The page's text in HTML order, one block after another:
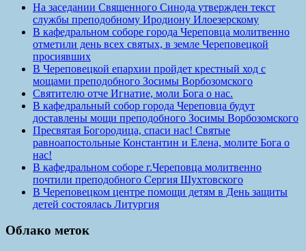
На заседании Священного Синода утвержден текст
службы преподобному Иродиону Илоезерскому
В кафедральном соборе города Череповца молитвенно
отметили день всех святых, в земле Череповецкой
просиявших
В Череповецкой епархии пройдет крестный ход с
мощами преподобного Зосимы Ворбозомского
Святителю отче Игнатие, моли Бога о нас.
В кафедральный собор города Череповца будут
доставлены мощи преподобного Зосимы Ворбозомского
Пресвятая Богородица, спаси нас! Святые
равноапостольные Константин и Елена, молите Бога о
нас!
В кафедральном соборе г.Череповца молитвенно
почтили преподобного Сергия Шухтовского
В Череповецком центре помощи детям в День защиты
детей состоялась Литургия
Облако меток